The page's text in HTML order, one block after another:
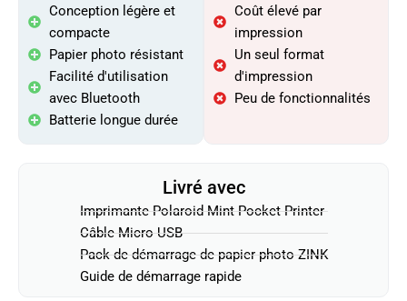
Conception légère et
compacte
Papier photo résistant
Facilité d'utilisation
avec Bluetooth
Batterie longue durée
Coût élevé par
impression
Un seul format
d'impression
Peu de fonctionnalités
Livré avec
Imprimante Polaroid Mint Pocket Printer
Câble Micro USB
Pack de démarrage de papier photo ZINK
Guide de démarrage rapide